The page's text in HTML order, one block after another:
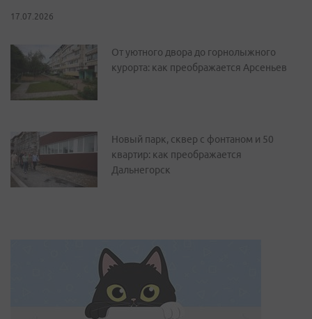
17.07.2026
От уютного двора до горнолыжного
курорта: как преображается Арсеньев
Новый парк, сквер с фонтаном и 50
квартир: как преображается
Дальнегорск